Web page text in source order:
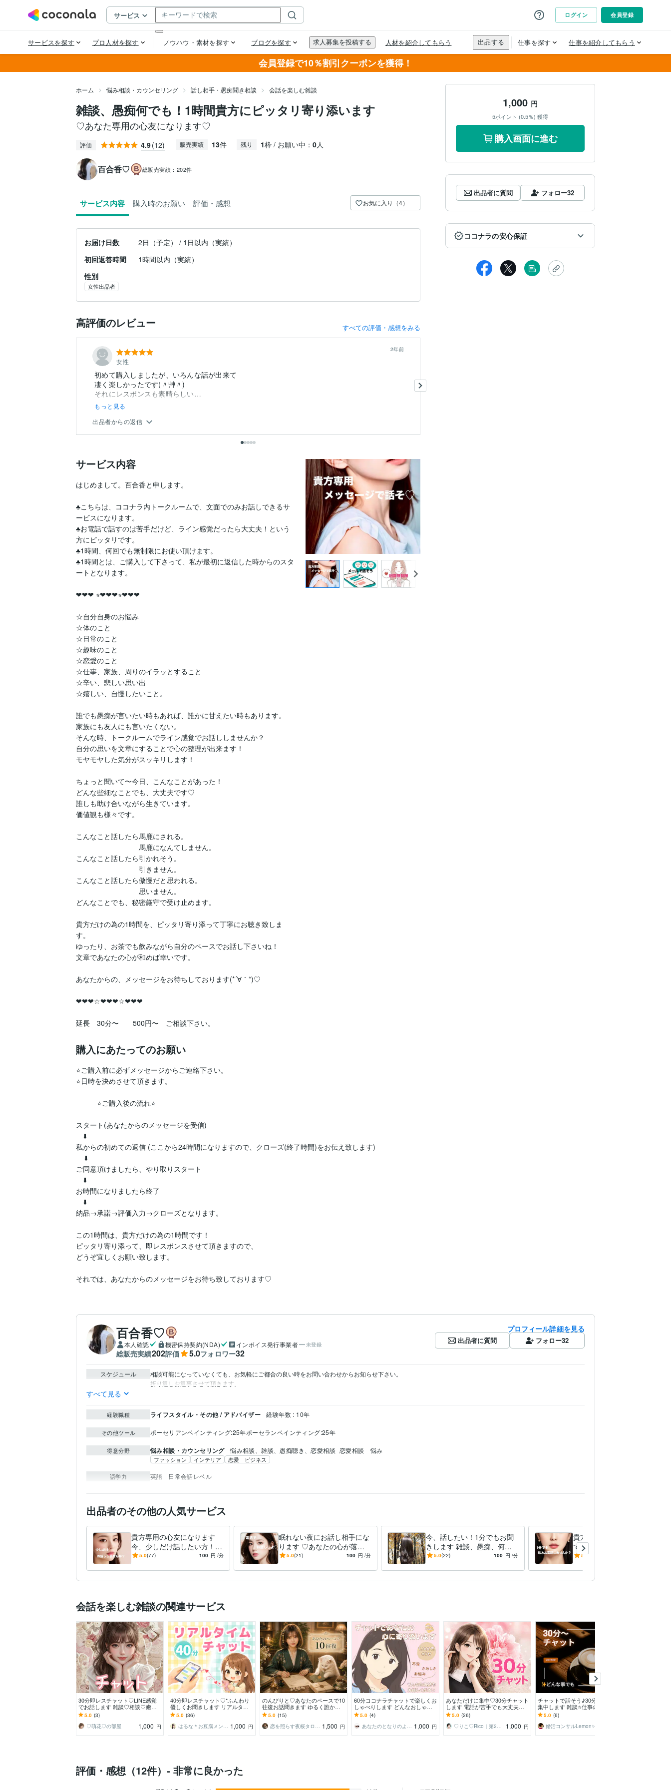
会員登録で10％割引クーポンを獲得！
ホーム 悩み相談・カウンセリング 話し相手・愚痴聞き相談 会話を楽しむ雑談
雑談、愚痴何でも！1時間貴方にピッタリ寄り添います
♡あなた専用の心友になります♡
評価 4.9(12) 販売実績 13件 残り 1枠 / お願い中： 0人
百合香♡ 総販売実績： 202件
サービス内容 購入時のお願い 評価・感想 お気に入り（4）
お届け日数
2日（予定） / 1日以内（実績）
初回返答時間
1時間以内（実績）
性別
女性出品者
高評価のレビュー すべての評価・感想をみる
女性
2年前
初めて購入しましたが、いろんな話が出来て
凄く楽しかったです(〃艸〃)
それにレスポンスも素晴らしい…
もっと見る
出品者からの返信
サービス内容
はじめまして。百合香と申します。
♣️こちらは、ココナラ内トークルームで、文面でのみお話しできるサ
ービスになります。
♣️お電話で話すのは苦手だけど、ライン感覚だったら大丈夫！という
方にピッタリです。
♣️1時間、何回でも無制限にお使い頂けます。
♣️1時間とは、ご購入して下さって、私が最初に返信した時からのスタ
ートとなります。
❤︎❤︎❤︎ ⭐︎❤︎❤︎❤︎⭐︎❤︎❤︎❤︎
☆自分自身のお悩み
☆体のこと
☆日常のこと
☆趣味のこと
☆恋愛のこと
☆仕事、家族、周りのイラッとすること
☆辛い、悲しい思い出
☆嬉しい、自慢したいこと。
誰でも愚痴が言いたい時もあれば、誰かに甘えたい時もあります。
家族にも友人にも言いたくない。
そんな時、トークルームでライン感覚でお話ししませんか？
自分の思いを文章にすることで心の整理が出来ます！
モヤモヤした気分がスッキリします！
ちょっと聞いて〜今日、こんなことがあった！
どんな些細なことでも、大丈夫です♡
誰しも助け合いながら生きています。
価値観も様々です。
こんなこと話したら馬鹿にされる。
馬鹿になんてしません。
こんなこと話したら引かれそう。
引きません。
こんなこと話したら傲慢だと思われる。
思いません。
どんなことでも、秘密厳守で受け止めます。
貴方だけの為の1時間を、ピッタリ寄り添って丁寧にお聴き致しま
す。
ゆったり、お茶でも飲みながら自分のペースでお話し下さいね！
文章であなたの心が和めば幸いです。
あなたからの、メッセージをお待ちしております(*´∀｀*)♡
❤︎❤︎❤︎☆❤︎❤︎❤︎☆❤︎❤︎❤︎
購入にあたってのお願い
⭐️ご購入前に必ずメッセージからご連絡下さい。
⭐️日時を決めさせて頂きます。
⭐️ご購入後の流れ⭐️
スタート(あなたからのメッセージを受信)
⬇️
私からの初めての返信 (ここから24時間になりますので、クローズ(終了時間)をお伝え致します)
ご同意頂けましたら、やり取りスタート
⬇️
お時間になりましたら終了
⬇️
納品→承諾→評価入力→クローズとなります。
この1時間は、貴方だけの為の1時間です！
ピッタリ寄り添って、即レスポンスさせて頂きますので、
どうぞ宜しくお願い致します。
1,000 円
5ポイント (0.5％) 獲得
購入画面に進む
出品者に質問 フォロー32
ココナラの安心保証
百合香♡
本人確認 機密保持契約(NDA) インボイス発行事業者 未登録
総販売実績202評価 5.0フォロワー32
プロフィール詳細を見る
出品者に質問 フォロー32
スケジュール
相談可能になっていなくても、お気軽にご都合の良い時をお問い合わせからお知らせ下さい。
折り返しお返事させて頂きます。
すべて見る
経験職種 ライフスタイル・その他 / アドバイザー 経験年数 : 10年
その他ツール ポーセリアンペインティング:25年ポーセランペインティング:25年
得意分野 悩み相談・カウンセリング 悩み相談、雑談、愚痴聴き、恋愛相談 恋愛相談　悩み
ファッション インテリア 恋愛 ビジネス
語学力 英語 日常会話レベル
出品者のその他の人気サービス
貴方専用の心友になります
今、少しだけ話したい方！優
しく寄り添いながら耳を傾け
5.0(77) 100 円 /分
眠れない夜にお話し相手にな
ります ♡あなたの心が落ち
着いて、ぐっすり眠れますよ
5.0(21) 100 円 /分
今、話したい！1分でもお聞
きします 雑談、愚痴、何で
も大丈夫！楽しくお話ししま
5.0(22) 100 円 /分
貴方の彼女、妻の立場になっ
てお聴き致します 1分でもお
試しでも大丈夫です！お気軽
5.0
会話を楽しむ雑談の関連サービス
30分即レスチャット♡LINE感覚
でお話します 雑談♡相談♡癒や
しの時間♡を過ごしませんか♡
5.0 (3)
♡萌花♡の部屋
1,000 円
40分即レスチャット♡*ふんわり
優しくお聞きします リアルタイ
ムでお返事⭐話し相手・雑談・愚
痴・相談・癒し
5.0 (36)
はるな＊お豆腐メンタルさんの味方 1,000 円
のんびりと♡あなたのペースで10
往復お話聞きます ゆるく誰かと
繋がりたい？あなたの好きなタイ
ミングで送ってね♡
5.0 (15)
恋を照らす夜桜タロット＊桜夜 おはる 1,500 円
60分ココナラチャットで楽しくお
しゃべりします どんなおしゃべ
りをしたいか教えてくださいね
5.0 (4)
あなたのとなりのよりそい♡ あいこ 1,000 円
あなただけに集中♡30分チャット
します 電話が苦手でも大丈夫♡LI
NE感覚で気軽に雑談しません
か？
5.0 (26)
♡りこ♡Rico｜第2章
1,000 円
チャットで話そう♪30分あなたに
集中します 雑談⭐️仕事の愚痴⭐️寂
しいetc、、全部受け止めるよ♪
5.0 (6)
婚活コンサルLemon✨
評価・感想（12件）- 非常に良かった